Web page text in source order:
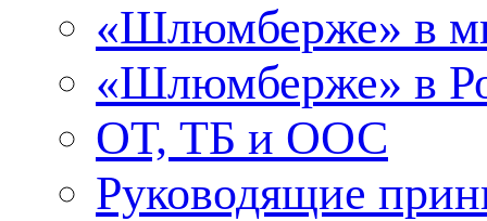
«Шлюмберже» в
«Шлюмберже» в
ОТ, ТБ и ООС
Руководящие